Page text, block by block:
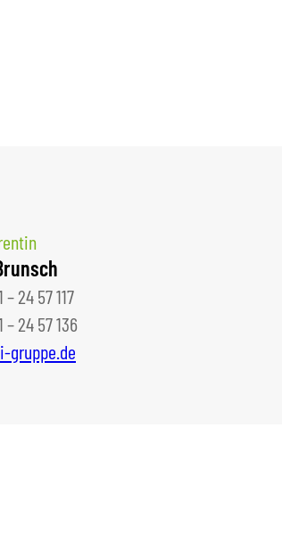
24 57 117
24 57 136
gruppe.de